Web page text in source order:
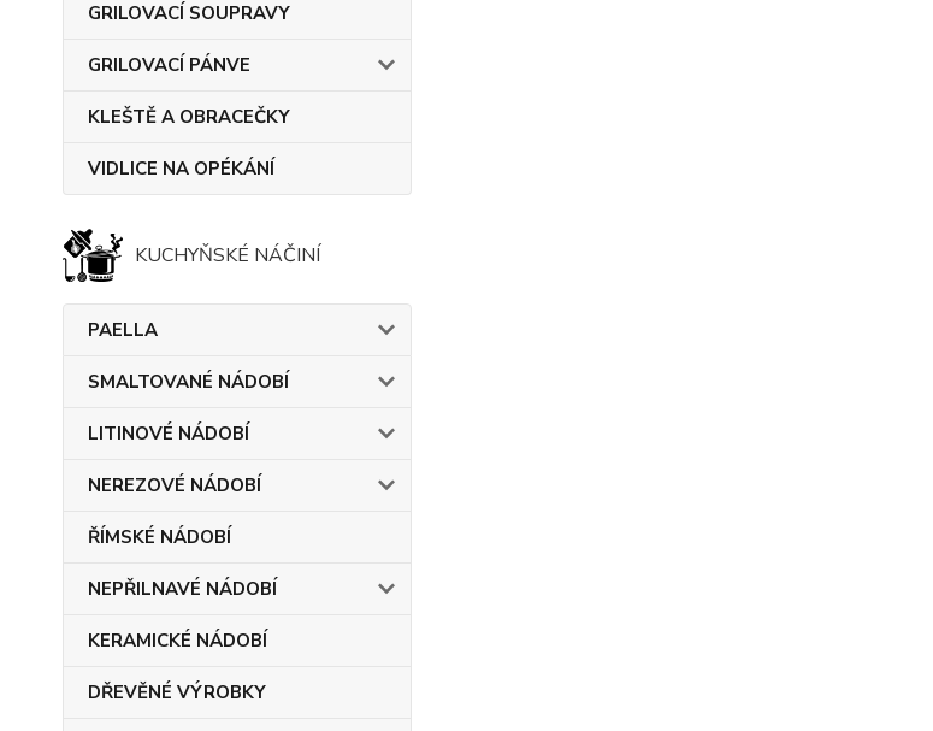
GRILOVACÍ SOUPRAVY
GRILOVACÍ PÁNVE
KLEŠTĚ A OBRACEČKY
VIDLICE NA OPÉKÁNÍ
KUCHYŇSKÉ NÁČINÍ
PAELLA
SMALTOVANÉ NÁDOBÍ
LITINOVÉ NÁDOBÍ
NEREZOVÉ NÁDOBÍ
ŘÍMSKÉ NÁDOBÍ
NEPŘILNAVÉ NÁDOBÍ
KERAMICKÉ NÁDOBÍ
DŘEVĚNÉ VÝROBKY